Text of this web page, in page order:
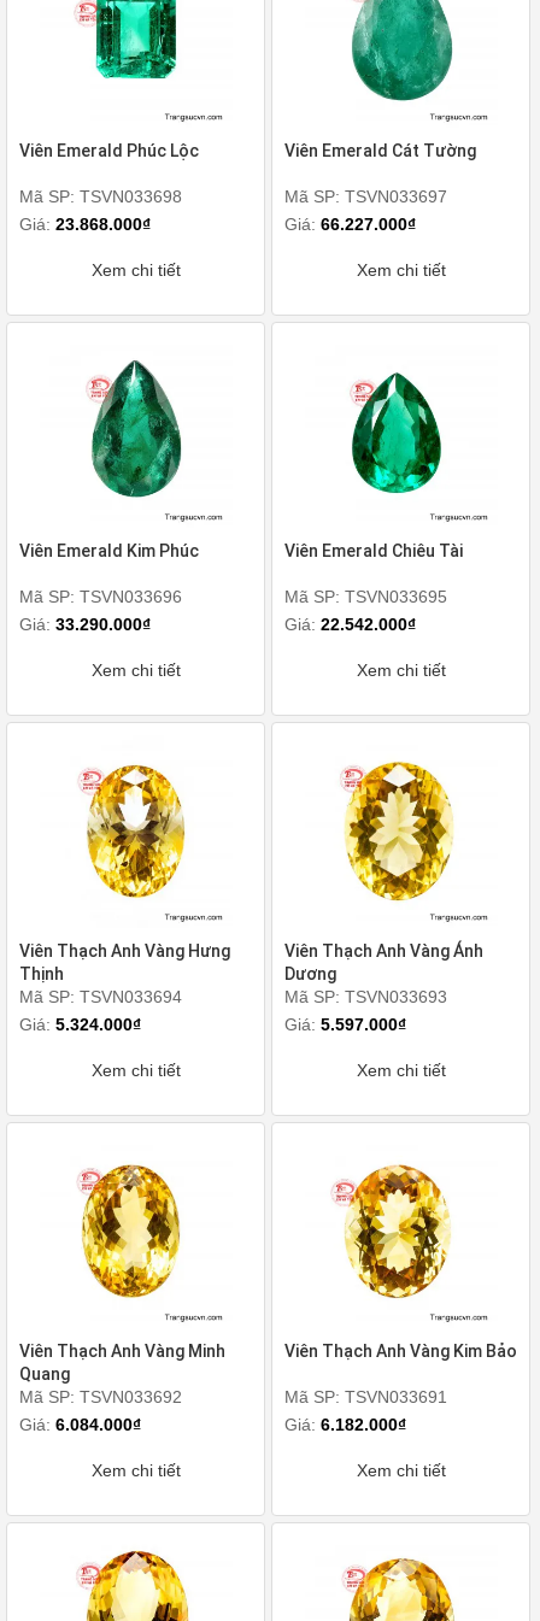
Viên Emerald Phúc Lộc
Mã SP: TSVN033698
Giá: 23.868.000₫
Xem chi tiết
Viên Emerald Cát Tường
Mã SP: TSVN033697
Giá:66.227.000₫
Xem chi tiết
Viên Emerald Kim Phúc
Mã SP: TSVN033696
Giá: 33.290.000₫
Xem chi tiết
Viên Emerald Chiêu Tài
Mã SP: TSVN033695
Giá:22.542.000₫
Xem chi tiết
Viên Thạch Anh Vàng Hưng
Thịnh
Mã SP: TSVN033694
Giá: 5.324.000₫
Xem chi tiết
Viên Thạch Anh Vàng Ánh
Dương
Mã SP: TSVN033693
Giá:5.597.000₫
Xem chi tiết
Viên Thạch Anh Vàng Minh
Quang
Mã SP: TSVN033692
Giá: 6.084.000₫
Xem chi tiết
Viên Thạch Anh Vàng Kim Bảo
Mã SP: TSVN033691
Giá:6.182.000₫
Xem chi tiết